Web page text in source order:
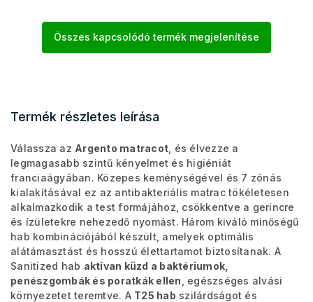
Összes kapcsolódó termék megjelenítése
Termék részletes leírása
Válassza az Argento matracot , és élvezze a
legmagasabb szintű kényelmet és higiéniát
franciaágyában. Közepes keménységével és 7 zónás
kialakításával ez az antibakteriális matrac tökéletesen
alkalmazkodik a test formájához, csökkentve a gerincre
és ízületekre nehezedő nyomást. Három kiváló minőségű
hab kombinációjából készült, amelyek optimális
alátámasztást és hosszú élettartamot biztosítanak. A
Sanitized hab aktívan küzd a baktériumok,
penészgombák és poratkák ellen , egészséges alvási
környezetet teremtve. A T25 hab szilárdságot és